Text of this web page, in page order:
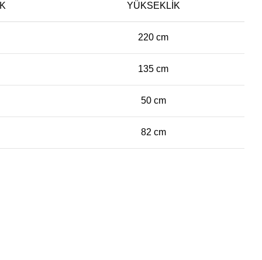
YÜKSEKLIK
220 cm
135 cm
50 cm
82 cm